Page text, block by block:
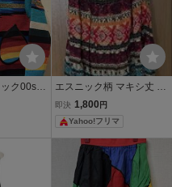
ク00sオ
ィブ柄
ルテガ
エスニック柄 マキシ丈 キ
ャミソールワンピース マ
ルチカラー リゾート M
即決 1,800 円
Yahoo!フリマ